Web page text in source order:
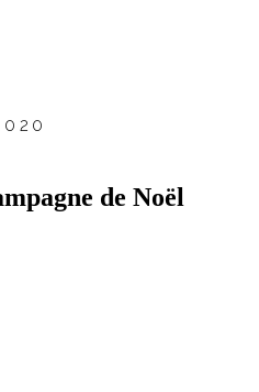
de Noël